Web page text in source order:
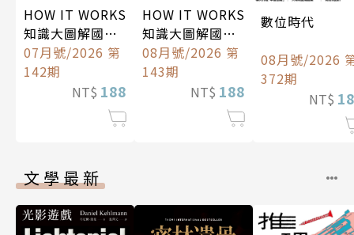
HOW IT WORKS
知識大圖解國際
中文版
07月號/2026 第
142期
NT$ 188
HOW IT WORKS
知識大圖解國際
中文版
08月號/2026 第
143期
NT$ 188
數位時代
08月號/2026
372期
NT$
文學最新